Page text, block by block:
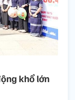
khổ lớn